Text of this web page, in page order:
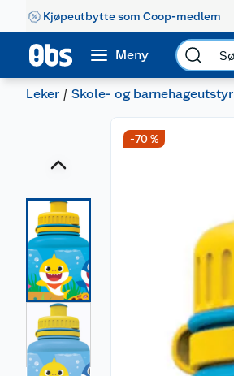
Kjøpeutbytte som Coop-medlem
Meny
Leker Skole- og barnehageutstyr
-70 %